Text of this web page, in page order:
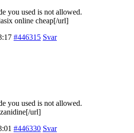
you used is not allowed.
online cheap[/url]
#446315 Svar
you used is not allowed.
url]
#446330 Svar